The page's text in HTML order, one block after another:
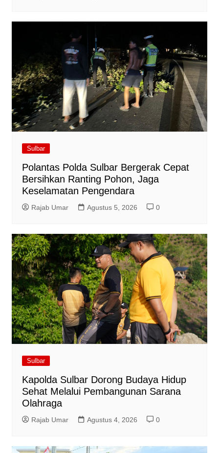
Sulbar
Polantas Polda Sulbar Bergerak Cepat
Bersihkan Ranting Pohon, Jaga
Keselamatan Pengendara
Rajab Umar Agustus 5, 2026 0
Sulbar
Kapolda Sulbar Dorong Budaya Hidup
Sehat Melalui Pembangunan Sarana
Olahraga
Rajab Umar Agustus 4, 2026 0